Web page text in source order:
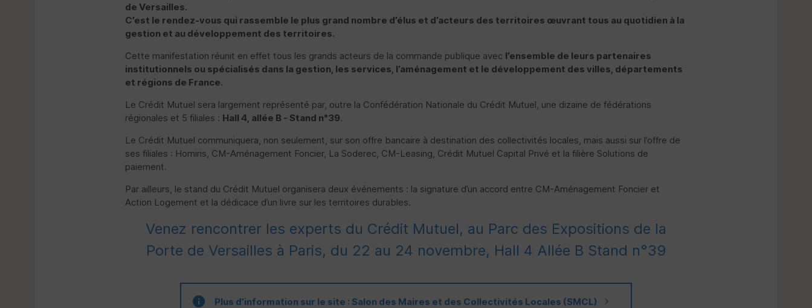
de Versailles.
C’est le rendez-vous qui rassemble le plus grand nombre d’élus et d’acteurs des territoires œuvrant tous au quotidien à la
gestion et au développement des territoires.
Cette manifestation réunit en effet tous les grands acteurs de la commande publique avec l’ensemble de leurs partenaires
institutionnels ou spécialisés dans la gestion, les services, l’aménagement et le développement des villes, départements
et régions de France.
Le Crédit Mutuel sera largement représenté par, outre la Confédération Nationale du Crédit Mutuel, une dizaine de fédérations
régionales et 5 filiales : Hall 4, allée B - Stand n°39.
Le Crédit Mutuel communiquera, non seulement, sur son offre bancaire à destination des collectivités locales, mais aussi sur l’offre de
ses filiales : Homiris, CM-Aménagement Foncier, La Soderec, CM-Leasing, Crédit Mutuel Capital Privé et la filière Solutions de
paiement.
Par ailleurs, le stand du Crédit Mutuel organisera deux événements : la signature d’un accord entre CM-Aménagement Foncier et
Action Logement et la dédicace d’un livre sur les territoires durables.
Venez rencontrer les experts du Crédit Mutuel, au Parc des Expositions de la
Porte de Versailles à Paris, du 22 au 24 novembre, Hall 4 Allée B Stand n°39
Plus d’information sur le site : Salon des Maires et des Collectivités Locales (SMCL)